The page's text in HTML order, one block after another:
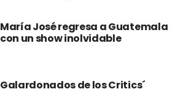
María José regresa a Guatemala
con un show inolvidable
Galardonados de los Critics´